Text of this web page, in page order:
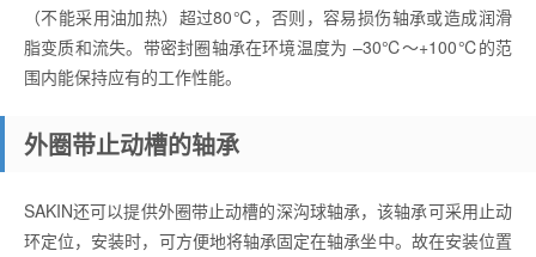
（不能采用油加热）超过80℃，否则，容易损伤轴承或造成润滑
脂变质和流失。带密封圈轴承在环境温度为 –30℃～+100℃的范
围内能保持应有的工作性能。
外圈带止动槽的轴承
SAKIN还可以提供外圈带止动槽的深沟球轴承，该轴承可采用止动
环定位，安装时，可方便地将轴承固定在轴承坐中。故在安装位置